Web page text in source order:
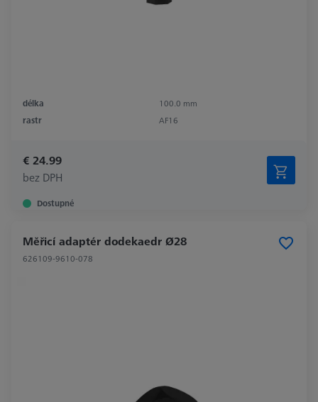
délka
100.0 mm
rastr
AF16
€ 24.99
bez DPH
Dostupné
Měřicí adaptér dodekaedr Ø28
626109-9610-078